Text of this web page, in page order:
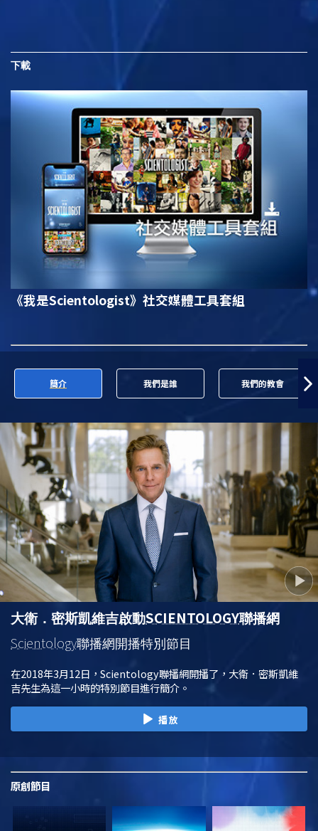
下載
《我是Scientologist》 社交媒體工具套組
簡介 我們是誰 我們的教會
大衛．密斯凱維吉啟動SCIENTOLOGY聯播網
Scientology聯播網開播特別節目
在2018年3月12日，Scientology聯播網開播了，大衛．密斯凱維
吉先生為這一小時的特別節目進行簡介。
播放
原創節目